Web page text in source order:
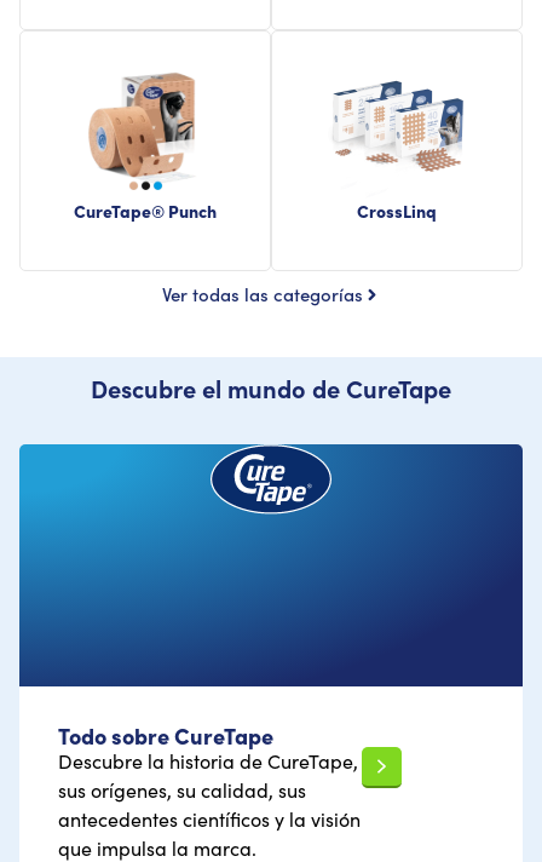
CureTape® Punch CrossLinq
Ver todas las categorías
Descubre el mundo de CureTape
Todo sobre CureTape
Descubre la historia de CureTape,
sus orígenes, su calidad, sus
antecedentes científicos y la visión
que impulsa la marca.